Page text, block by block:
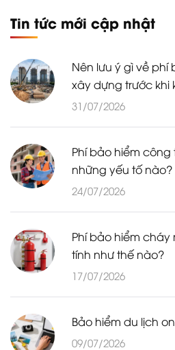
Tin tức mới cập nhật
Nên lưu ý gì về phí
xây dựng trước khi
31/07/2026
Phí bảo hiểm
những yếu tố nào?
24/07/2026
Phí bảo hiểm
tính như thế nào?
17/07/2026
Bảo hiểm du lịch
09/07/2026